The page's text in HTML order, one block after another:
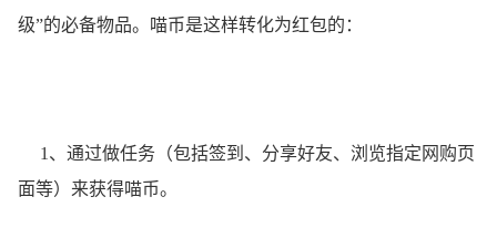
级”的必备物品。喵币是这样转化为红包的：
1、通过做任务（包括签到、分享好友、浏览指定网购页
面等）来获得喵币。